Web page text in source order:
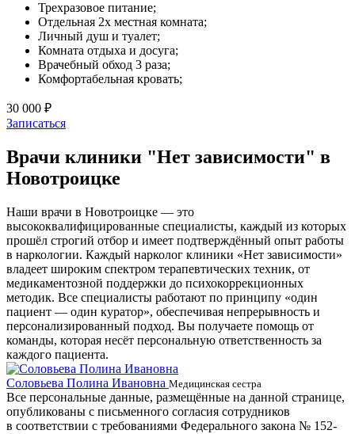
Трехразовое питание;
Отдельная 2х местная комната;
Личный душ и туалет;
Комната отдыха и досуга;
Врачебный обход 3 раза;
Комфортабельная кровать;
30 000 ₽
Записаться
Врачи клиники "Нет зависимости" в
Новотроицке
Наши врачи в Новотроицке — это
высококвалифицированные специалисты, каждый из которых
прошёл строгий отбор и имеет подтверждённый опыт работы
в наркологии. Каждый нарколог клиники «Нет зависимости»
владеет широким спектром терапевтических техник, от
медикаментозной поддержки до психокоррекционных
методик. Все специалисты работают по принципу «один
пациент — один куратор», обеспечивая непрерывность и
персонализированный подход. Вы получаете помощь от
команды, которая несёт персональную ответственность за
каждого пациента.
Соловьева Полина Ивановна Медицинская сестра
Все персональные данные, размещённые на данной странице,
опубликованы с письменного согласия сотрудников
в соответствии с требованиями Федерального закона № 152-